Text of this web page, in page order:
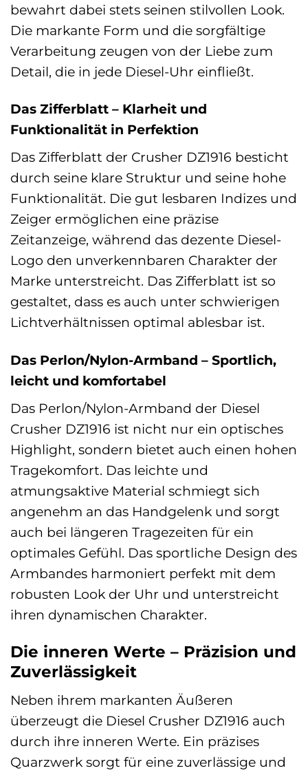
bewahrt dabei stets seinen stilvollen Look.
Die markante Form und die sorgfältige
Verarbeitung zeugen von der Liebe zum
Detail, die in jede Diesel-Uhr einfließt.
Das Zifferblatt – Klarheit und
Funktionalität in Perfektion
Das Zifferblatt der Crusher DZ1916 besticht
durch seine klare Struktur und seine hohe
Funktionalität. Die gut lesbaren Indizes und
Zeiger ermöglichen eine präzise
Zeitanzeige, während das dezente Diesel-
Logo den unverkennbaren Charakter der
Marke unterstreicht. Das Zifferblatt ist so
gestaltet, dass es auch unter schwierigen
Lichtverhältnissen optimal ablesbar ist.
Das Perlon/Nylon-Armband – Sportlich,
leicht und komfortabel
Das Perlon/Nylon-Armband der Diesel
Crusher DZ1916 ist nicht nur ein optisches
Highlight, sondern bietet auch einen hohen
Tragekomfort. Das leichte und
atmungsaktive Material schmiegt sich
angenehm an das Handgelenk und sorgt
auch bei längeren Tragezeiten für ein
optimales Gefühl. Das sportliche Design des
Armbandes harmoniert perfekt mit dem
robusten Look der Uhr und unterstreicht
ihren dynamischen Charakter.
Die inneren Werte – Präzision und
Zuverlässigkeit
Neben ihrem markanten Äußeren
überzeugt die Diesel Crusher DZ1916 auch
durch ihre inneren Werte. Ein präzises
Quarzwerk sorgt für eine zuverlässige und